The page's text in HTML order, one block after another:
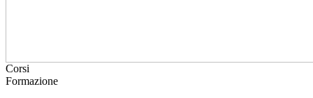
Corsi
Formazione